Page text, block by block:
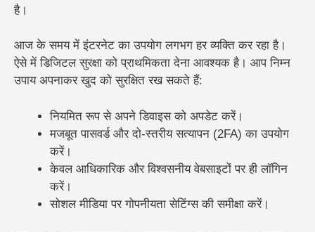
है।
आज के समय में इंटरनेट का उपयोग लगभग हर व्यक्ति कर रहा है।
ऐसे में डिजिटल सुरक्षा को प्राथमिकता देना आवश्यक है। आप निम्न
उपाय अपनाकर खुद को सुरक्षित रख सकते हैं:
नियमित रूप से अपने डिवाइस को अपडेट करें।
मजबूत पासवर्ड और दो-स्तरीय सत्यापन (2FA) का उपयोग
करें।
केवल आधिकारिक और विश्वसनीय वेबसाइटों पर ही लॉगिन
करें।
सोशल मीडिया पर गोपनीयता सेटिंग्स की समीक्षा करें।